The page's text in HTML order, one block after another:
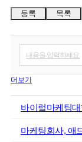
등록 목록
내용을 입력하세요.
더보기
바이럴마케팅
마케팅회사, 애